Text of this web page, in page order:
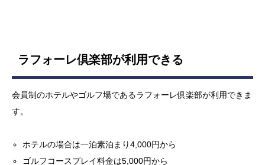
ラフォーレ倶楽部が利用できる
会員制のホテルやゴルフ場であるラフォーレ倶楽部が利用できま
す。
ホテルの場合は一泊素泊まり4,000円から
ゴルフコースプレイ料金は5,000円から